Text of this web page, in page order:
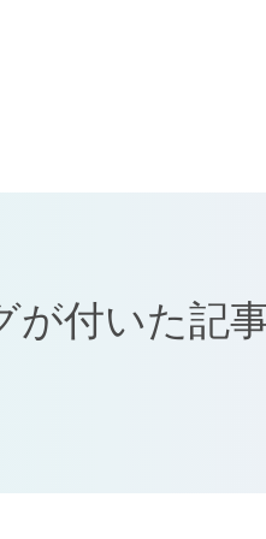
が付いた記